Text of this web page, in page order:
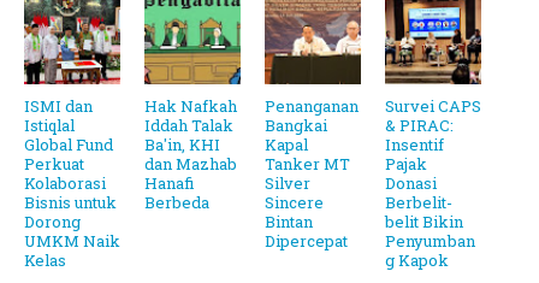
ISMI dan
Istiqlal
Global Fund
Perkuat
Kolaborasi
Bisnis untuk
Dorong
UMKM Naik
Kelas
Hak Nafkah
Iddah Talak
Ba'in, KHI
dan Mazhab
Hanafi
Berbeda
Penanganan
Bangkai
Kapal
Tanker MT
Silver
Sincere
Bintan
Dipercepat
Survei CAPS
& PIRAC:
Insentif
Pajak
Donasi
Berbelit-
belit Bikin
Penyumban
g Kapok